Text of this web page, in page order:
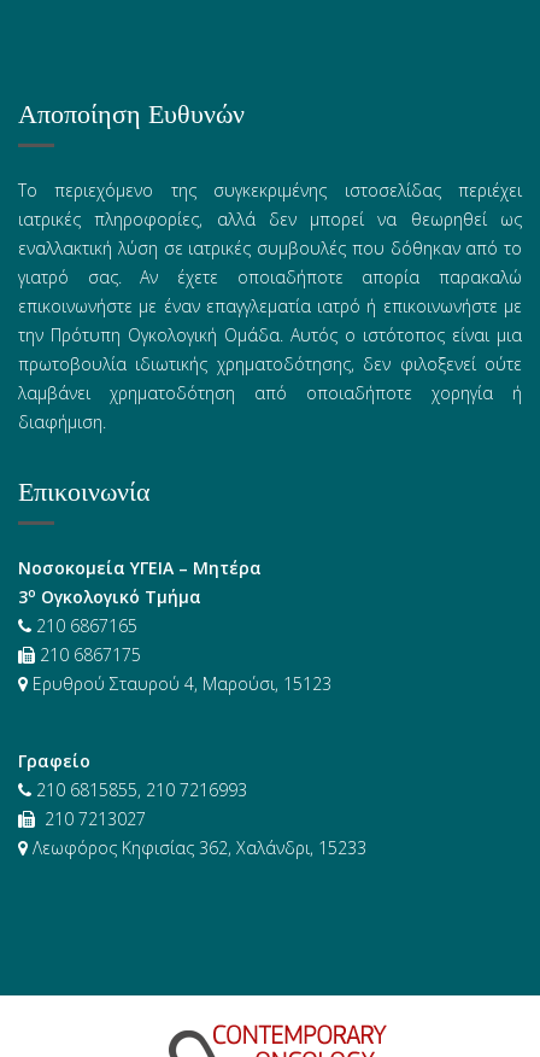
Αποποίηση Ευθυνών
Το περιεχόμενο της συγκεκριμένης ιστοσελίδας περιέχει
ιατρικές πληροφορίες, αλλά δεν μπορεί να θεωρηθεί ως
εναλλακτική λύση σε ιατρικές συμβουλές που δόθηκαν από το
γιατρό σας. Αν έχετε οποιαδήποτε απορία παρακαλώ
επικοινωνήστε με έναν επαγγλεματία ιατρό ή επικοινωνήστε με
την Πρότυπη Ογκολογική Ομάδα. Αυτός ο ιστότοπος είναι μια
πρωτοβουλία ιδιωτικής χρηματοδότησης, δεν φιλοξενεί ούτε
λαμβάνει χρηματοδότηση από οποιαδήποτε χορηγία ή
διαφήμιση.
Επικοινωνία
Νοσοκομεία ΥΓΕΙΑ – Μητέρα
3ο Ογκολογικό Τμήμα
210 6867165
210 6867175
Ερυθρού Σταυρού 4, Μαρούσι, 15123
Γραφείο
210 6815855, 210 7216993
210 7213027
Λεωφόρος Κηφισίας 362, Χαλάνδρι, 15233